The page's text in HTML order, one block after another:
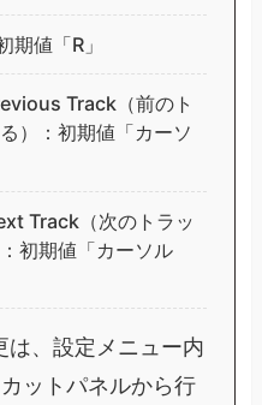
値「R」
Track（前のト
）：初期値「カーソ
Track（次のトラッ
初期値「カーソル
、設定メニュー内
ットパネルから行